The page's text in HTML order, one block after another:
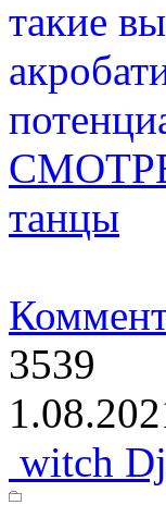
такие
танцы
3539
witch